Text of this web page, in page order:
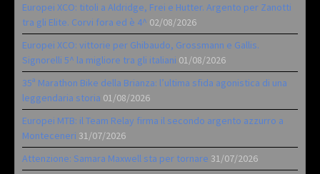
Europei XCO: titoli a Aldridge, Frei e Hutter. Argento per Zanotti
tra gli Elite. Corvi fora ed è 4^ 02/08/2026
Europei XCO: vittorie per Ghibaudo, Grossmann e Gallis.
Signorelli 5^ la migliore tra gli italiani 01/08/2026
35ª Marathon Bike della Brianza: l’ultima sfida agonistica di una
leggendaria storia 01/08/2026
Europei MTB: il Team Relay firma il secondo argento azzurro a
Monteceneri 31/07/2026
Attenzione: Samara Maxwell sta per tornare 31/07/2026